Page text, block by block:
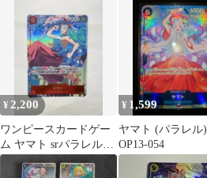
¥ 2,200
ワンピースカードゲー
ム ヤマト srパラレル
【即日発送】
¥ 1,599
ヤマト (パラレル)
OP13-054